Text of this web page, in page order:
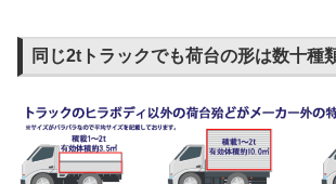
同じ2tトラックでも荷台の形は数十種